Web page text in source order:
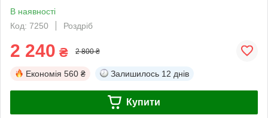
В наявності
Код: 7250
Роздріб
2 240 ₴ 2 800 ₴
Економія 560 ₴ Залишилось 12 днів
Купити